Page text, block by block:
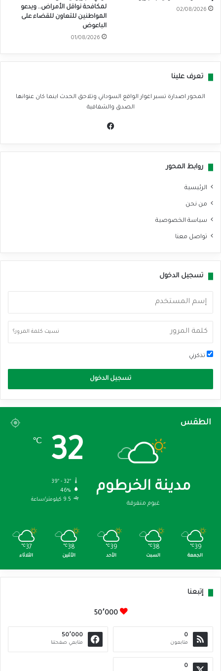
02/08/2026
لمكافحة نواقل الأمراض.. ويدعو
المواطنين للتعاون للقضاء على
الباعوض
01/08/2026
تعرف علينا
المحور اصدارة تسبر اغوار الواقع السوداني وتلاحق الحدث اينما كان عنوانها
الصدق والشفافية
روابط المحور
الرئيسية
من نحن
سياسة الخصوصية
تواصل معنا
تسجيل الدخول
نسيت كلمة المرور؟
تذكرني
تسجيل الدخول
الطقس
مدينة الخرطوم
غيوم متفرقة
32
℃
39º - 32º
46%
9.5 كيلومتر/ساعة
39
℃
الجمعة
38
℃
السبت
39
℃
الأحد
38
℃
الأثنين
37
℃
الثلاثاء
إتبعنا
50٬000
0
متابعون
50٬000
متابعي صفحتنا
0